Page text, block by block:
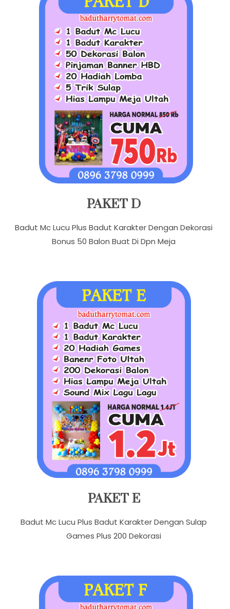
PAKET D
Badut Mc Lucu Plus Badut Karakter Dengan Dekorasi
Bonus 50 Balon Buat Di Dpn Meja
PAKET E
Badut Mc Lucu Plus Badut Karakter Dengan Sulap
Games Plus 200 Dekorasi